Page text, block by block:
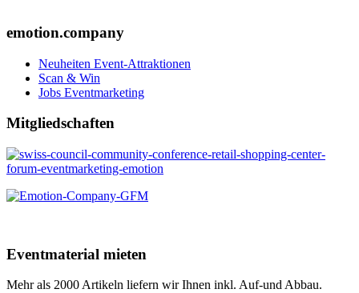
emotion.company
Neuheiten Event-Attraktionen
Scan & Win
Jobs Eventmarketing
Mitgliedschaften
Eventmaterial mieten
Mehr als 2000 Artikeln liefern wir Ihnen inkl. Auf-und Abbau.